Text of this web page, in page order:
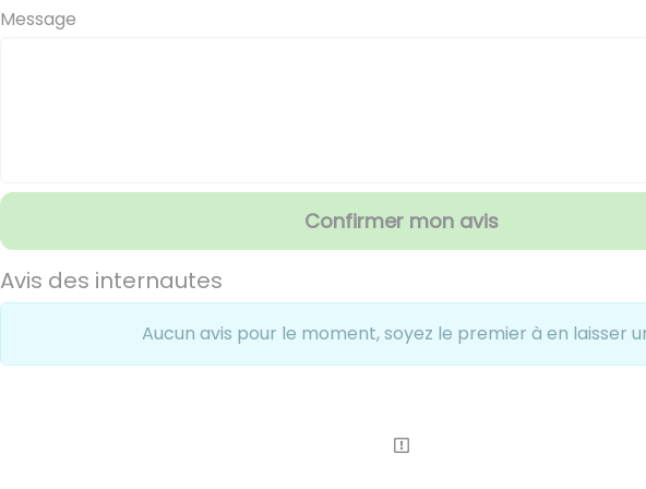
Message
Confirmer mon avis
Avis des internautes
Aucun avis pour le moment, soyez le premier à en laisser